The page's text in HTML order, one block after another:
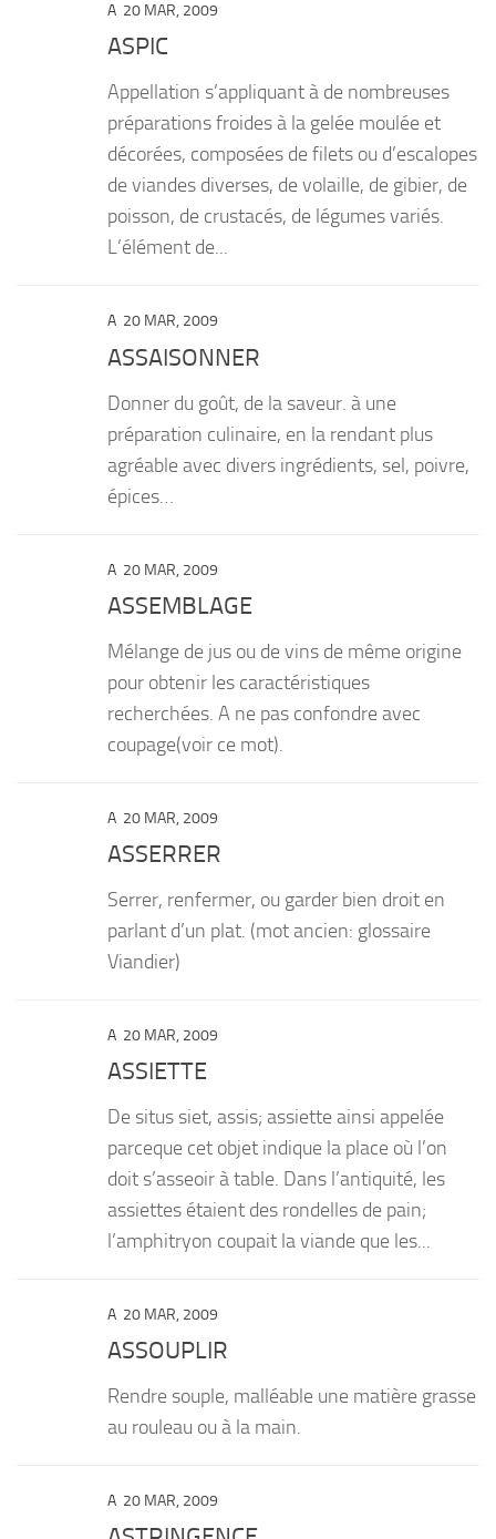
A 20 MAR, 2009
ASPIC
Appellation s’appliquant à de nombreuses
préparations froides à la gelée moulée et
décorées, composées de filets ou d’escalopes
de viandes diverses, de volaille, de gibier, de
poisson, de crustacés, de légumes variés.
L’élément de...
A 20 MAR, 2009
ASSAISONNER
Donner du goût, de la saveur. à une
préparation culinaire, en la rendant plus
agréable avec divers ingrédients, sel, poivre,
épices…
A 20 MAR, 2009
ASSEMBLAGE
Mélange de jus ou de vins de même origine
pour obtenir les caractéristiques
recherchées. A ne pas confondre avec
coupage(voir ce mot).
A 20 MAR, 2009
ASSERRER
Serrer, renfermer, ou garder bien droit en
parlant d’un plat. (mot ancien: glossaire
Viandier)
A 20 MAR, 2009
ASSIETTE
De situs siet, assis; assiette ainsi appelée
parceque cet objet indique la place où l’on
doit s’asseoir à table. Dans l’antiquité, les
assiettes étaient des rondelles de pain;
l’amphitryon coupait la viande que les...
A 20 MAR, 2009
ASSOUPLIR
Rendre souple, malléable une matière grasse
au rouleau ou à la main.
A 20 MAR, 2009